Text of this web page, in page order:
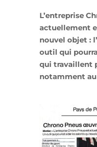
L’entreprise
actuellement
nouvel objet :
outil qui
qui travaillent
notamment